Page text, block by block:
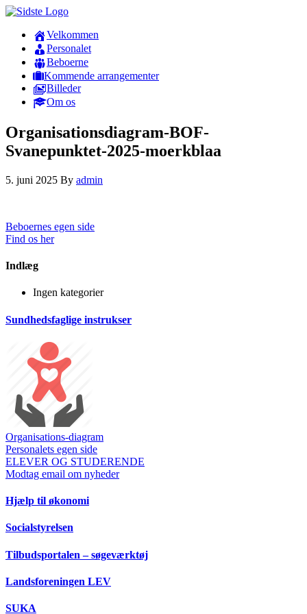
Velkommen
Personalet
Beboerne
Kommende arrangementer
Billeder
Om os
Organisationsdiagram-BOF-
Svanepunktet-2025-moerkblaa
5. juni 2025 By admin
Beboernes egen side
Find os her
Indlæg
Ingen kategorier
Sundhedsfaglige instrukser
Organisations-diagram
Personalets egen side
ELEVER OG STUDERENDE
Modtag email om nyheder
Hjælp til økonomi
Socialstyrelsen
Tilbudsportalen – søgeværktøj
Landsforeningen LEV
SUKA